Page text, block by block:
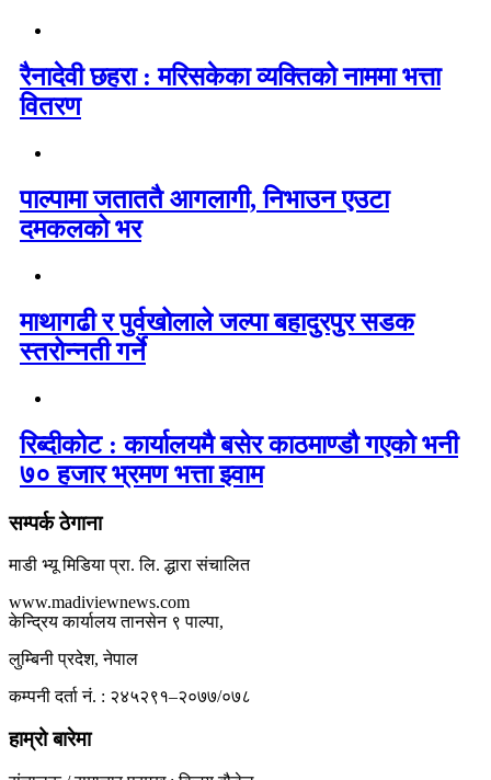
रैनादेवी छहरा : मरिसकेका व्यक्तिको नाममा भत्ता
वितरण
पाल्पामा जताततै आगलागी, निभाउन एउटा
दमकलको भर
माथागढी र पुर्वखोलाले जल्पा बहादुरपुर सडक
स्तरोन्नती गर्ने
रिब्दीकोट : कार्यालयमै बसेर काठमाण्डौ गएको भनी
७० हजार भ्रमण भत्ता झ्वाम
सम्पर्क ठेगाना
माडी भ्यू मिडिया प्रा. लि. द्धारा संचालित
www.madiviewnews.com
केन्द्रिय कार्यालय तानसेन ९ पाल्पा,
लुम्बिनी प्रदेश, नेपाल
कम्पनी दर्ता नं. : २४५२९१–२०७७/०७८
हाम्रो बारेमा